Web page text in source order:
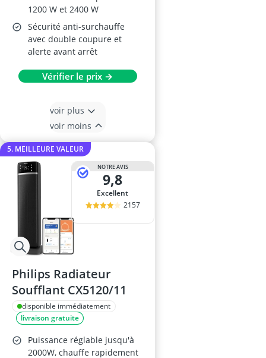
1200 W et 2400 W
Sécurité anti-surchauffe
avec double coupure et
alerte avant arrêt
Vérifier le prix →
voir plus
voir moins
5. MEILLEURE VALEUR
NOTRE AVIS
9,8
Excellent
2157
Philips Radiateur
Soufflant CX5120/11
disponible immédiatement
livraison gratuite
Puissance réglable jusqu'à
2000W, chauffe rapidement